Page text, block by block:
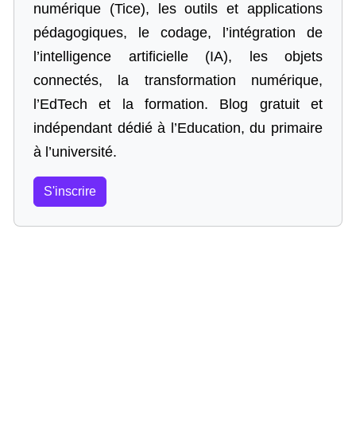
numérique (Tice), les outils et applications
pédagogiques, le codage,
l’intégration de
l’intelligence artificielle (IA), les objets
connectés, la transformation numérique,
l’EdTech et la formation. Blog gratuit et
indépendant dédié à l’Education, du primaire
à l’université.
S'inscrire